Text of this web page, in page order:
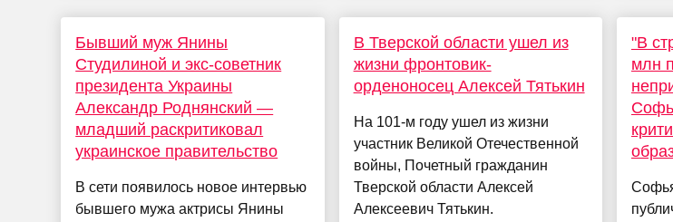
Бывший муж Янины
Студилиной и экс-советник
президента Украины
Александр Роднянский —
младший раскритиковал
украинское правительство
В сети появилось новое интервью
бывшего мужа актрисы Янины
В Тверской области ушел из
жизни фронтовик-
орденоносец Алексей Тятькин
На 101-м году ушел из жизни
участник Великой Отечественной
войны, Почетный гражданин
Тверской области Алексей
Алексеевич Тятькин.
"В
млн